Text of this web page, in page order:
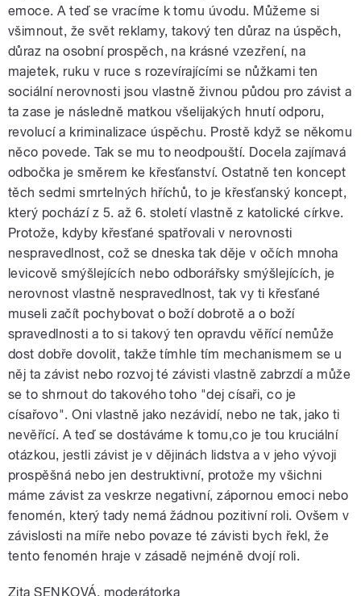
emoce. A teď se vracíme k tomu úvodu. Můžeme si
všimnout, že svět reklamy, takový ten důraz na úspěch,
důraz na osobní prospěch, na krásné vzezření, na
majetek, ruku v ruce s rozevírajícími se nůžkami ten
sociální nerovnosti jsou vlastně živnou půdou pro závist a
ta zase je následně matkou všelijakých hnutí odporu,
revolucí a kriminalizace úspěchu. Prostě když se někomu
něco povede. Tak se mu to neodpouští. Docela zajímavá
odbočka je směrem ke křesťanství. Ostatně ten koncept
těch sedmi smrtelných hříchů, to je křesťanský koncept,
který pochází z 5. až 6. století vlastně z katolické církve.
Protože, kdyby křesťané spatřovali v nerovnosti
nespravedlnost, což se dneska tak děje v očích mnoha
levicově smýšlejících nebo odborářsky smýšlejících, je
nerovnost vlastně nespravedlnost, tak vy ti křesťané
museli začít pochybovat o boží dobrotě a o boží
spravedlnosti a to si takový ten opravdu věřící nemůže
dost dobře dovolit, takže tímhle tím mechanismem se u
něj ta závist nebo rozvoj té závisti vlastně zabrzdí a může
se to shrnout do takového toho "dej císaři, co je
císařovo". Oni vlastně jako nezávidí, nebo ne tak, jako ti
nevěřící. A teď se dostáváme k tomu,co je tou kruciální
otázkou, jestli závist je v dějinách lidstva a v jeho vývoji
prospěšná nebo jen destruktivní, protože my všichni
máme závist za veskrze negativní, zápornou emoci nebo
fenomén, který tady nemá žádnou pozitivní roli. Ovšem v
závislosti na míře nebo povaze té závisti bych řekl, že
tento fenomén hraje v zásadě nejméně dvojí roli.
Zita SENKOVÁ, moderátorka